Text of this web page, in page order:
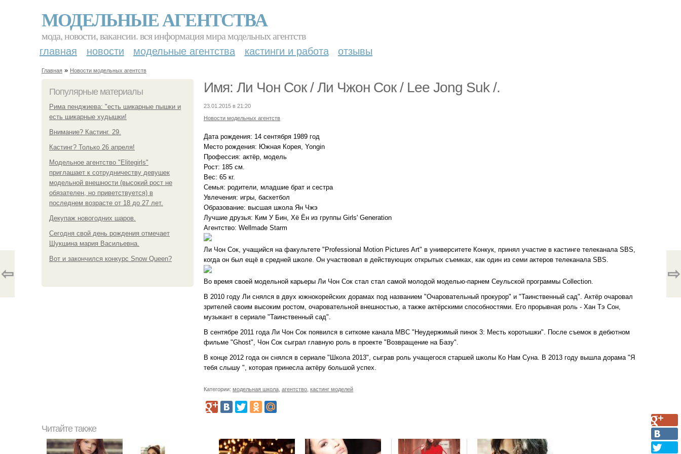
МОДЕЛЬНЫЕ АГЕНТСТВА
мода, новости, вакансии. вся информация мира модельных агентств
главная новости модельные агентства кастинги и работа отзывы
Главная » Новости модельных агентств
Популярные материалы
Рима пенджиева: "есть шикарные пышки и
есть шикарные худышки!
Внимание? Кастинг. 29.
Кастинг? Только 26 апреля!
Модельное агентство "Elitegirls"
приглашает к сотрудничеству девушек
модельной внешности (высокий рост не
обязателен, но приветствуется) в
последнем возрасте от 18 до 27 лет.
Декупаж новогодних шаров.
Сегодня свой день рождения отмечает
Шукшина мария Васильевна.
Вот и закончился конкурс Snow Queen?
Имя: Ли Чон Сок / Ли Чжон Сок / Lee Jong Suk /.
23.01.2015 в 21:20
Новости модельных агентств
Дата рождения: 14 сентября 1989 год
Место рождения: Южная Корея, Yongin
Профессия: актёр, модель
Рост: 185 см.
Вес: 65 кг.
Семья: родители, младшие брат и сестра
Увлечения: игры, баскетбол
Образование: высшая школа Ян Чжэ
Лучшие друзья: Ким У Бин, Хё Ён из группы Girls' Generation
Агентство: Wellmade Starm
Ли Чон Сок, учащийся на факультете "Professional Motion Pictures Art" в университете Конкук, принял участие в кастинге телеканала SBS,
когда он был ещё в средней школе. Он участвовал в действующих открытых съемках, как один из семи актеров телеканала SBS.
Во время своей модельной карьеры Ли Чон Сок стал стал самой молодой моделью-парнем Сеульской программы Collection.
В 2010 году Ли снялся в двух южнокорейских дорамах под названием "Очаровательный прокурор" и "Таинственный сад". Актёр очаровал
зрителей своим высоким ростом, очаровательной внешностью, а также актёрскими способностями. Его прорывная роль - Хан Тэ Сон,
музыкант в сериале "Таинственный сад".
В сентябре 2011 года Ли Чон Сок появился в ситкоме канала MBC "Неудержимый пинок 3: Месть коротышки". После съемок в дебютном
фильме "Ghost", Чон Сок сыграл главную роль в проекте "Возвращение на Базу".
В конце 2012 года он снялся в сериале "Школа 2013", сыграв роль учащегося старшей школы Ко Нам Суна. В 2013 году вышла дорама "Я
тебя слышу ", которая принесла актёру большой успех.
Категории: модельная школа агентство кастинг моделей
⇦ ⇨
Читайте также